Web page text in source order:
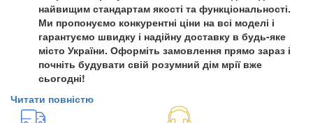
найвищим стандартам якості та функціональності.
Ми пропонуємо конкурентні ціни на всі моделі і
гарантуємо швидку і надійну доставку в будь-яке
місто України. Оформіть замовлення прямо зараз і
почніть будувати свій розумний дім мрії вже
сьогодні!
Читати повністю